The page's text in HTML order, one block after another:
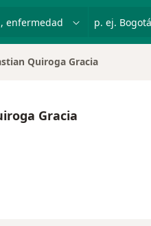
p. ej. Bogotá
Quiroga Gracia
Gracia